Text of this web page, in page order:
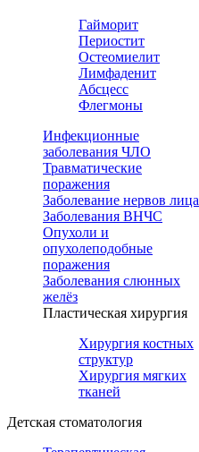
Гайморит
Периостит
Остеомиелит
Лимфаденит
Абсцесс
Флегмоны
Инфекционные
заболевания ЧЛО
Травматические
поражения
Заболевание нервов лица
Заболевания ВНЧС
Опухоли и
опухолеподобные
поражения
Заболевания слюнных
желёз
Пластическая хирургия
Хирургия костных
структур
Хирургия мягких
тканей
Детская стоматология